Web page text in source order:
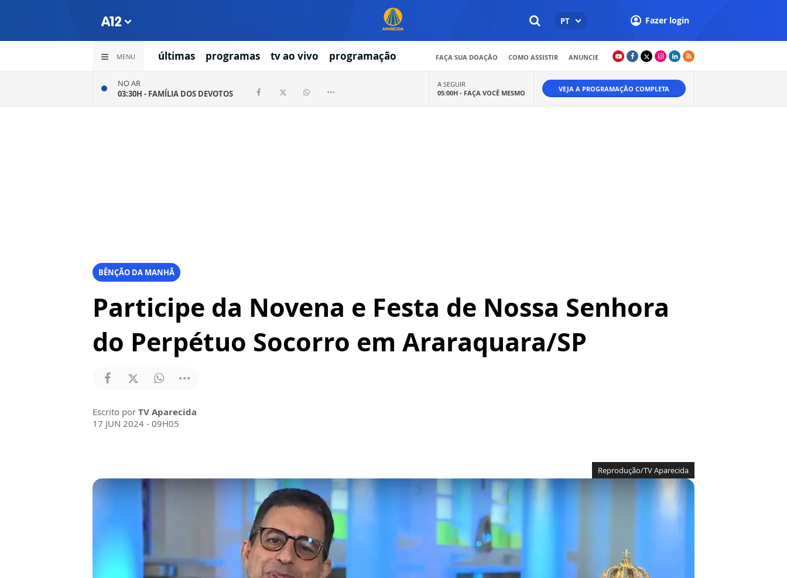
PT Fazer login
MENU últimas programas tv ao vivo programação FAÇA SUA DOAÇÃO COMO ASSISTIR ANUNCIE
NO AR
03:30H - FAMÍLIA DOS DEVOTOS
A SEGUIR
05:00H - FAÇA VOCÊ MESMO VEJA A PROGRAMAÇÃO COMPLETA
BÊNÇÃO DA MANHÃ
Participe da Novena e Festa de Nossa Senhora
do Perpétuo Socorro em Araraquara/SP
Escrito por TV Aparecida
17 JUN 2024 - 09H05
Reprodução/TV Aparecida